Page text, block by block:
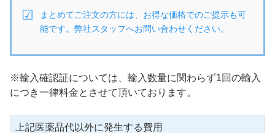
まとめてご注文の方には、お得な価格でのご提示も可
能です。弊社スタッフへお問い合わせください。
※輸入確認証については、輸入数量に関わらず1回の輸入
につき一律料金とさせて頂いております。
上記医薬品代以外に発生する費用